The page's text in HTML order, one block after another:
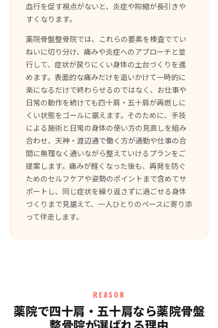
血行を促す視点がないと、炎症や拘縮が長引きや
すくなります。
薬院骨盤整骨院では、これらの要素を検査でてい
ねいに切り分け、痛みや炎症へのアプローチと並
行して、症状が戻りにくい身体の土台づくりを進
めます。表面的な痛みだけを追いかけて一時的に
楽になるだけで終わらせるのではなく、お仕事や
日常の動作を続けても四十肩・五十肩が再燃しに
くい状態をゴールに据えます。そのために、手技
による施術と日常の身体の使い方の見直しを組み
合わせ、天神・渡辺通で働く方が通勤や仕事の合
間に無理なく通いながら整えていけるプランをご
提案します。痛みが軽くなった後も、再発を防ぐ
ためのセルフケアや姿勢のポイントまで含めてサ
ポートし、同じ症状を繰り返さずに過ごせる身体
づくりまで見据えて、一人ひとりのペースに寄り添
って伴走します。
REASON
薬院で四十肩・五十肩なら薬院骨盤
整骨院が選ばれる理由